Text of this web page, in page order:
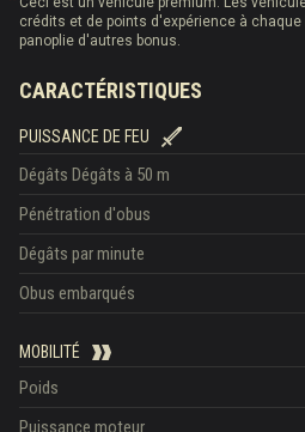
crédits et de points d'expérience à
panoplie d'autres bonus.
CARACTÉRISTIQUES
PUISSANCE DE FEU
Dégâts Dégâts à 50 m
Pénétration d'obus
Dégâts par minute
Obus embarqués
MOBILITÉ
Poids
Puissance moteur